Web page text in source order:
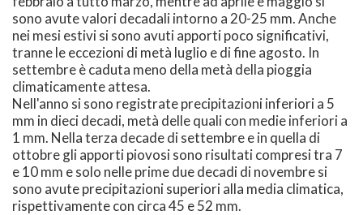
sono avute valori decadali intorno a 20-25 mm. Anche
nei mesi estivi si sono avuti apporti poco significativi,
tranne le eccezioni di metà luglio e di fine agosto. In
settembre è caduta meno della metà della pioggia
climaticamente attesa.
Nell'anno si sono registrate precipitazioni inferiori a 5
mm in dieci decadi, metà delle quali con medie inferiori a
1 mm. Nella terza decade di settembre e in quella di
ottobre gli apporti piovosi sono risultati compresi tra 7
e 10 mm e solo nelle prime due decadi di novembre si
sono avute precipitazioni superiori alla media climatica,
rispettivamente con circa 45 e 52 mm.